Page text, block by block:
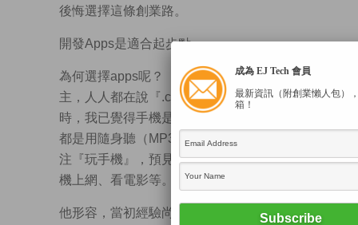
後悔選擇這條創業路。
開發Apps是適合起步點
為何選擇apps呢？「2000年時以網頁為
主，人人都在說『.com』。其實在大學
時，我已覺得手機是具發展潛力，當人人
都是用隨身聽（MP3機）聽歌時，我便專
注『玩手機』，預見日後大家都會使用手
機上網、看電影等。」
他形容，當初經驗尚淺，不懂怎樣把產品
成為 EJ Tech 會員
最新資訊（附創業懶人包）
箱！